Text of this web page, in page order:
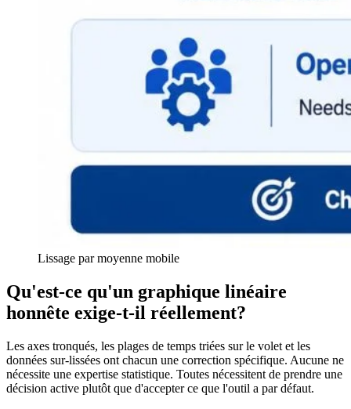
Lissage par moyenne mobile
Qu'est-ce qu'un graphique linéaire
honnête exige-t-il réellement?
Les axes tronqués, les plages de temps triées sur le volet et les
données sur-lissées ont chacun une correction spécifique. Aucune ne
nécessite une expertise statistique. Toutes nécessitent de prendre une
décision active plutôt que d'accepter ce que l'outil a par défaut.